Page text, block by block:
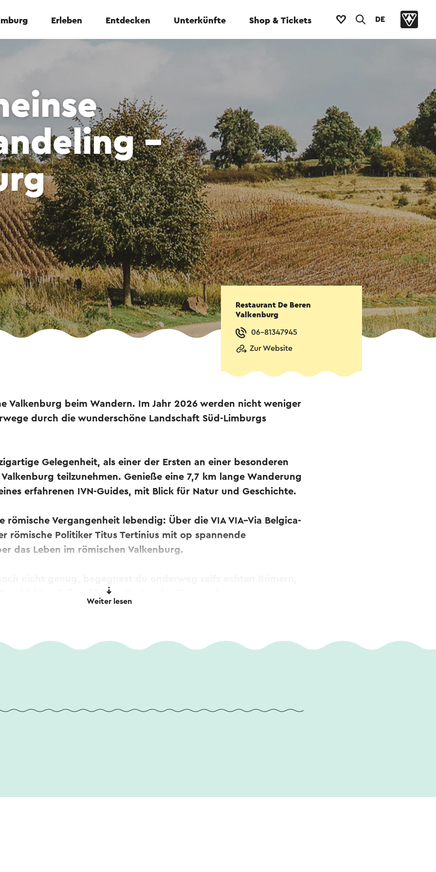
Erleben Entdecken Unterkünfte Shop & Tickets DE
-
Restaurant De Beren
Valkenburg
06-81347945
Zur Website
Valkenburg beim Wandern. Im Jahr 2026 werden nicht weniger
durch die wunderschöne Landschaft Süd-Limburgs
Gelegenheit, als einer der Ersten an einer besonderen
teilzunehmen. Genieße eine 7,7 km lange Wanderung
erfahrenen IVN-Guides, mit Blick für Natur und Geschichte.
römische Vergangenheit lebendig: Über die VIA VIA–Via Belgica-
römische Politiker Titus Tertinius mit op spannende
das Leben im römischen Valkenburg.
of einer kleinen Kostprobe überraschen.
Weiter lesen